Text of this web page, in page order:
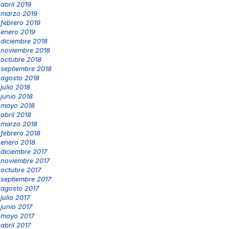
abril 2019
marzo 2019
febrero 2019
enero 2019
diciembre 2018
noviembre 2018
octubre 2018
septiembre 2018
agosto 2018
julio 2018
junio 2018
mayo 2018
abril 2018
marzo 2018
febrero 2018
enero 2018
diciembre 2017
noviembre 2017
octubre 2017
septiembre 2017
agosto 2017
julio 2017
junio 2017
mayo 2017
abril 2017